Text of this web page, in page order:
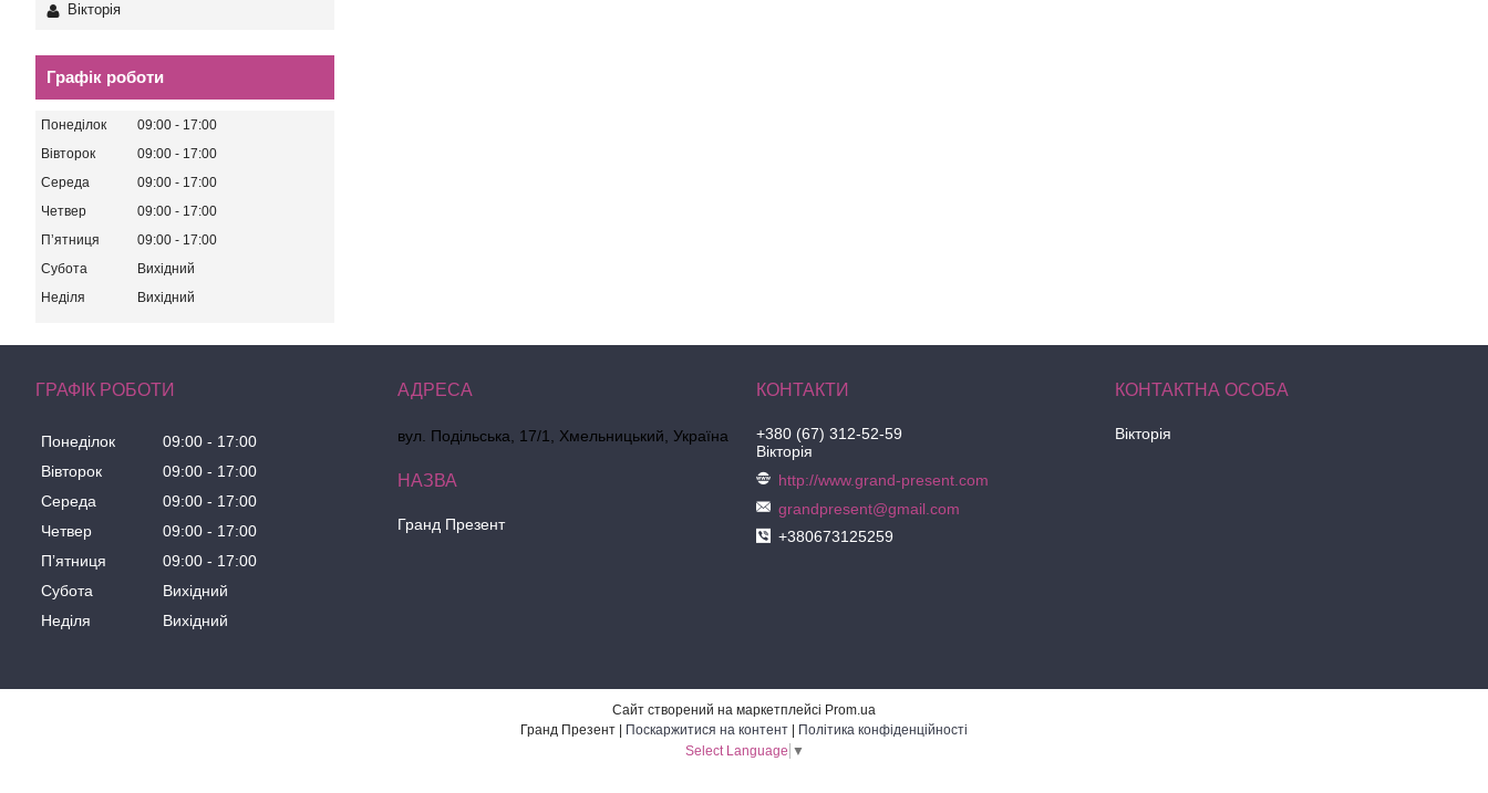
Вікторія
Графік роботи
Понеділок 09:00
17:00
Вівторок
09:00
17:00
Середа
09:00
17:00
Четвер
09:00
17:00
Пʼятниця
09:00
17:00
Субота
Вихідний
Неділя
Вихідний
ГРАФІК РОБОТИ
Понеділок 09:00
17:00
Вівторок
09:00
17:00
Середа
09:00
17:00
Четвер
09:00
17:00
Пʼятниця
09:00
17:00
Субота
Вихідний
Неділя
Вихідний
вул. Подільська, 17/1, Хмельницький, Україна
Гранд Презент
+380 (67) 312-52-59
Вікторія
http://www.grand-present.com
grandpresent@gmail.com
+380673125259
Вікторія
Сайт створений на маркетплейсі Prom.ua
Поскаржитися на контент
Політика конфіденційності
Select Language ▼